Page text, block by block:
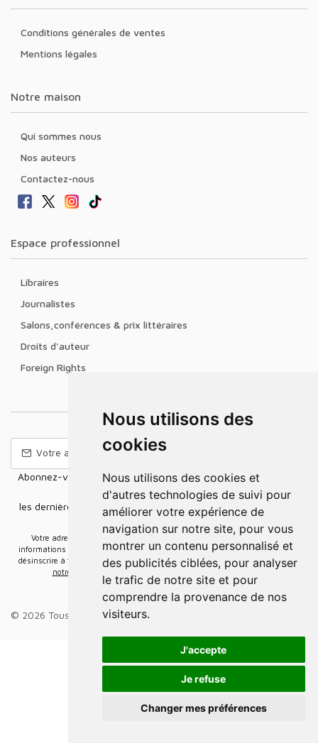
Nous utilisons des
cookies
Nous utilisons des cookies et
d'autres technologies de suivi pour
améliorer votre expérience de
navigation sur notre site, pour vous
montrer un contenu personnalisé et
des publicités ciblées, pour analyser
le trafic de notre site et pour
comprendre la provenance de nos
visiteurs.
J'accepte
Je refuse
Changer mes préférences
Conditions générales de ventes
Mentions légales
Notre maison
Qui sommes nous
Nos auteurs
Contactez-nous
Espace professionnel
Libraires
Journalistes
Salons,conférences & prix littéraires
Droits d'auteur
Foreign Rights
Abonnez-vous à notre Newsletter pour recevoir nos nouvelles
offres,
les dernières nouvelles, des informations sur les ventes et les
Votre adresse e-mail sera uniquement utilisée pour vous envoyer des
informations sur les actualités relatives au groupe Elidia. Vous pouvez vous
désinscrire à tout moment. Pour plus d’informations, cliquez ici Retrouvez ici
notre politique de protection de vos données personnelles
© 2026 Tous droits réservés.Groupe Elidia